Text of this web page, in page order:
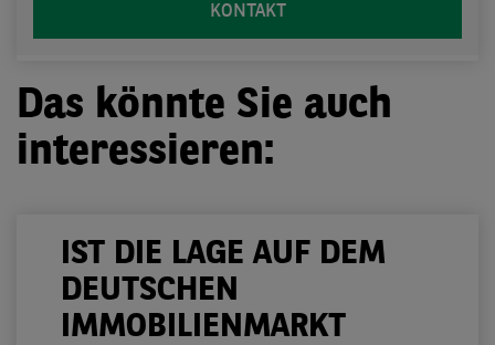
KONTAKT
Das könnte Sie auch
interessieren:
IST DIE LAGE AUF DEM
DEUTSCHEN
IMMOBILIENMARKT